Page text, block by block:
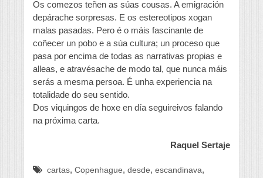
Os comezos teñen as súas cousas. A emigración
depárache sorpresas. E os estereotipos xogan
malas pasadas. Pero é o máis fascinante de
coñecer un pobo e a súa cultura; un proceso que
pasa por encima de todas as narrativas propias e
alleas, e atravésache de modo tal, que nunca máis
serás a mesma persoa. É unha experiencia na
totalidade do seu sentido.
Dos viquingos de hoxe en día seguireivos falando
na próxima carta.
Raquel Sertaje
cartas, Copenhague, desde, escandinava,